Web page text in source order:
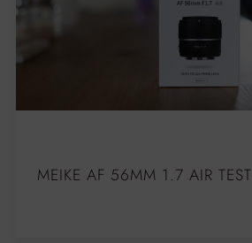
MEIKE AF 56MM 1.7 AIR TEST